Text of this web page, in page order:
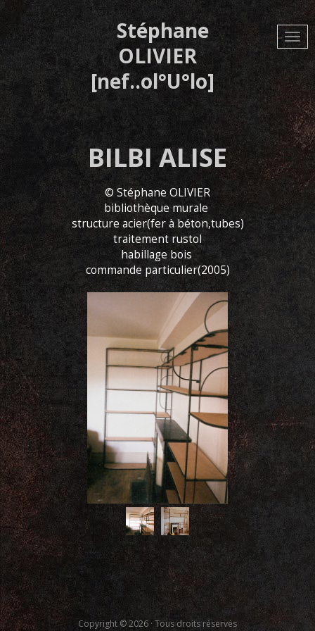
contenu
principal
Stéphane
OLIVIER
[nef..ol°U°lo]
BILBI ALISE
© Stéphane OLIVIER
bibliothèque murale
structure acier(fer à béton,tubes)
traitement rustol
habillage bois
commande particulier(2005)
Copyright © 2026 · Tous droits réservés